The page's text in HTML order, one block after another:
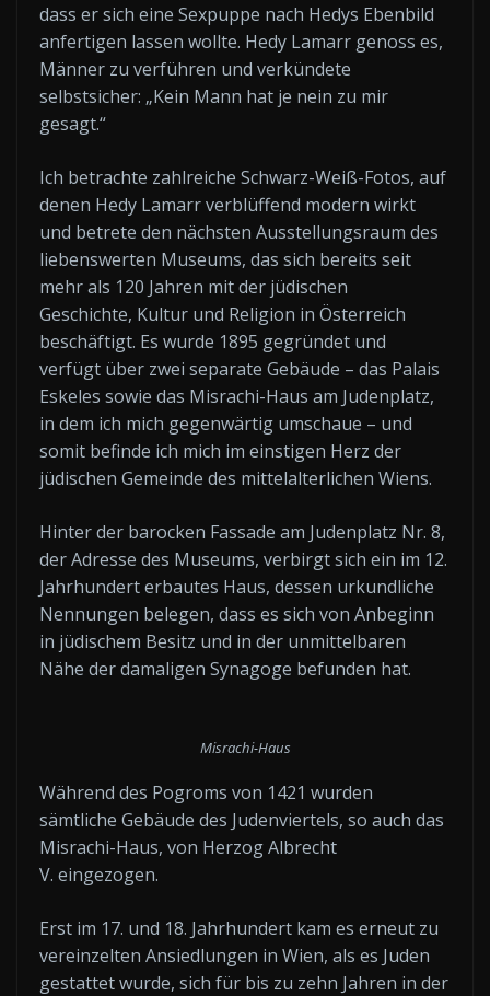
dass er sich eine Sexpuppe nach Hedys Ebenbild
anfertigen lassen wollte. Hedy Lamarr genoss es,
Männer zu verführen und verkündete
selbstsicher: „Kein Mann hat je nein zu mir
gesagt.“
Ich betrachte zahlreiche Schwarz-Weiß-Fotos, auf
denen Hedy Lamarr verblüffend modern wirkt
und betrete den nächsten Ausstellungsraum des
liebenswerten Museums, das sich bereits seit
mehr als 120 Jahren mit der jüdischen
Geschichte, Kultur und Religion in Österreich
beschäftigt. Es wurde 1895 gegründet und
verfügt über zwei separate Gebäude – das Palais
Eskeles sowie das Misrachi-Haus am Judenplatz,
in dem ich mich gegenwärtig umschaue – und
somit befinde ich mich im einstigen Herz der
jüdischen Gemeinde des mittelalterlichen Wiens.
Hinter der barocken Fassade am Judenplatz Nr. 8,
der Adresse des Museums, verbirgt sich ein im 12.
Jahrhundert erbautes Haus, dessen urkundliche
Nennungen belegen, dass es sich von Anbeginn
in jüdischem Besitz und in der unmittelbaren
Nähe der damaligen Synagoge befunden hat.
Misrachi-Haus
Während des Pogroms von 1421 wurden
sämtliche Gebäude des Judenviertels, so auch das
Misrachi-Haus, von Herzog Albrecht
V. eingezogen.
Erst im 17. und 18. Jahrhundert kam es erneut zu
vereinzelten Ansiedlungen in Wien, als es Juden
gestattet wurde, sich für bis zu zehn Jahren in der